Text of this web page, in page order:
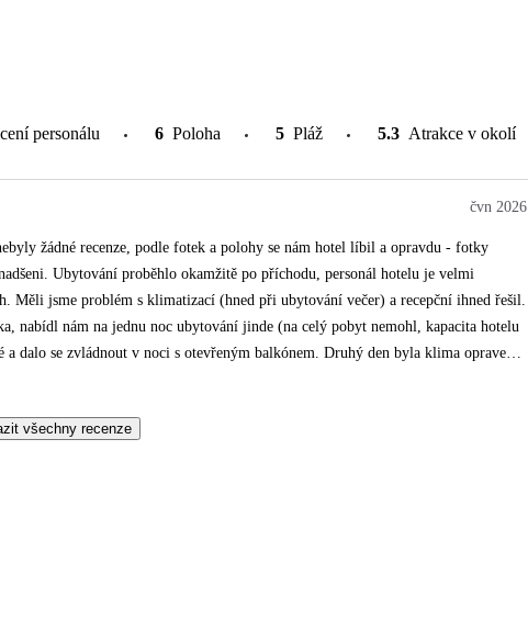
personálu 6 Poloha 5 Pláž 5.3 Atrakce v okolí
čvn 2026
žádné recenze, podle fotek a polohy se nám hotel líbil a opravdu - fotky
Ubytování proběhlo okamžitě po příchodu, personál hotelu je velmi
Měli jsme problém s klimatizací (hned při ubytování večer) a recepční ihned řešil.
nabídl nám na jednu noc ubytování jinde (na celý pobyt nemohl, kapacita hotelu
dalo se zvládnout v noci s otevřeným balkónem. Druhý den byla klima opravena.
vše bez zásuvek, jen odkládací a jedna židle. Malá lednička, dostačující.
pláži nebo při výletu, jsme si dali maximálně nachos nebo kousek pizzy a to spíše
všechny recenze